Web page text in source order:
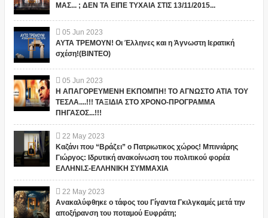
ΜΑΣ... ; ΔΕΝ ΤΑ ΕΙΠΕ ΤΥΧΑΙΑ ΣΤΙΣ 13/11/2015...
05 Jun 2023
ΑΥΤΑ ΤΡΕΜΟΥΝ! Οι Έλληνες και η Άγνωστη Ιερατική
σχέση!(ΒΙΝΤΕΟ)
05 Jun 2023
Η ΑΠΑΓΟΡΕΥΜΕΝΗ ΕΚΠΟΜΠΗ! ΤΟ ΑΓΝΩΣΤΟ ΑΤΙΑ ΤΟΥ
ΤΕΣΛΑ....!!! ΤΑΞΙΔΙΑ ΣΤΟ ΧΡΟΝΟ-ΠΡΟΓΡΑΜΜΑ
ΠΗΓΑΣΟΣ...!!!
22 May 2023
Καζάνι που “Βράζει” ο Πατριωτικος χώρος! Μπινιάρης
Γιώργος: Ιδρυτική ανακοίνωση του πολιτικού φορέα
ΕΛΛΗΝΙ.Σ-ΕΛΛΗΝΙΚΗ ΣΥΜΜΑΧΙΑ
22 May 2023
Ανακαλύφθηκε ο τάφος του Γίγαντα Γκιλγκαμές μετά την
αποξήρανση του ποταμού Ευφράτη;